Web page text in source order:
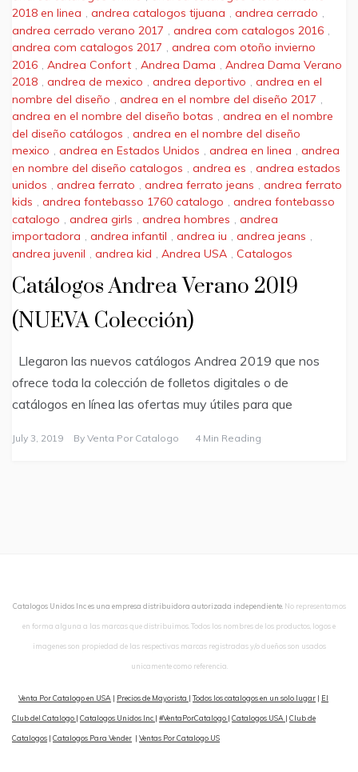
2018 en linea , andrea catalogos tijuana , andrea cerrado ,
andrea cerrado verano 2017 , andrea com catalogos 2016 ,
andrea com catalogos 2017 , andrea com otoño invierno
2016 , Andrea Confort , Andrea Dama , Andrea Dama Verano
2018 , andrea de mexico , andrea deportivo , andrea en el
nombre del diseño
andrea en el nombre del diseño 2017
andrea en el nombre del diseño botas , andrea en el nombre
del diseño catálogos
andrea en el nombre del diseño
mexico , andrea en Estados Unidos , andrea en linea , andrea
en nombre del diseño catalogos
andrea es
andrea estados
unidos , andrea ferrato , andrea ferrato jeans , andrea ferrato
kids , andrea fontebasso 1760 catalogo , andrea fontebasso
catalogo , andrea girls , andrea hombres , andrea
importadora , andrea infantil , andrea iu , andrea jeans ,
andrea juvenil , andrea kid , Andrea USA , Catalogos
Catálogos Andrea Verano 2019
(NUEVA Colección)
Llegaron las nuevos catálogos Andrea 2019 que nos
ofrece toda la colección de folletos digitales o de
catálogos en línea las ofertas muy útiles para que
July 3, 2019 By Venta Por Catalogo 4 Min Reading
Catalogos Unidos Inc es una empresa distribuidora autorizada independiente. No representamos
en forma alguna a las marcas que distribuimos. Todos los nombres de los productos, logos e
imagenes son propiedad de las respectivas marcas registradas y/o dueños son usados
unicamente como referencia.
Venta Por Catalogo en USA | Precios de Mayorista | Todos los catalogos en un solo lugar | El
Club del Catalogo | Catalogos Unidos Inc | #VentaPorCatalogo | Catalogos USA | Club de
Catalogos | Catalogos Para Vender | Ventas Por Catalogo US